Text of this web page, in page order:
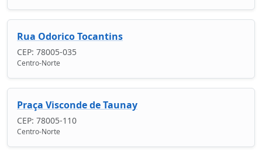
Rua Odorico Tocantins
CEP: 78005-035
Centro-Norte
Praça Visconde de Taunay
CEP: 78005-110
Centro-Norte